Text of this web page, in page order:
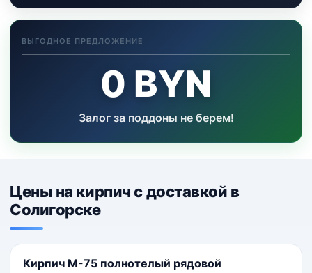
ВЫГОДНОЕ ПРЕДЛОЖЕНИЕ
0 BYN
Залог за поддоны не берем!
Цены на кирпич с доставкой в
Солигорске
Кирпич М-75 полнотелый рядовой